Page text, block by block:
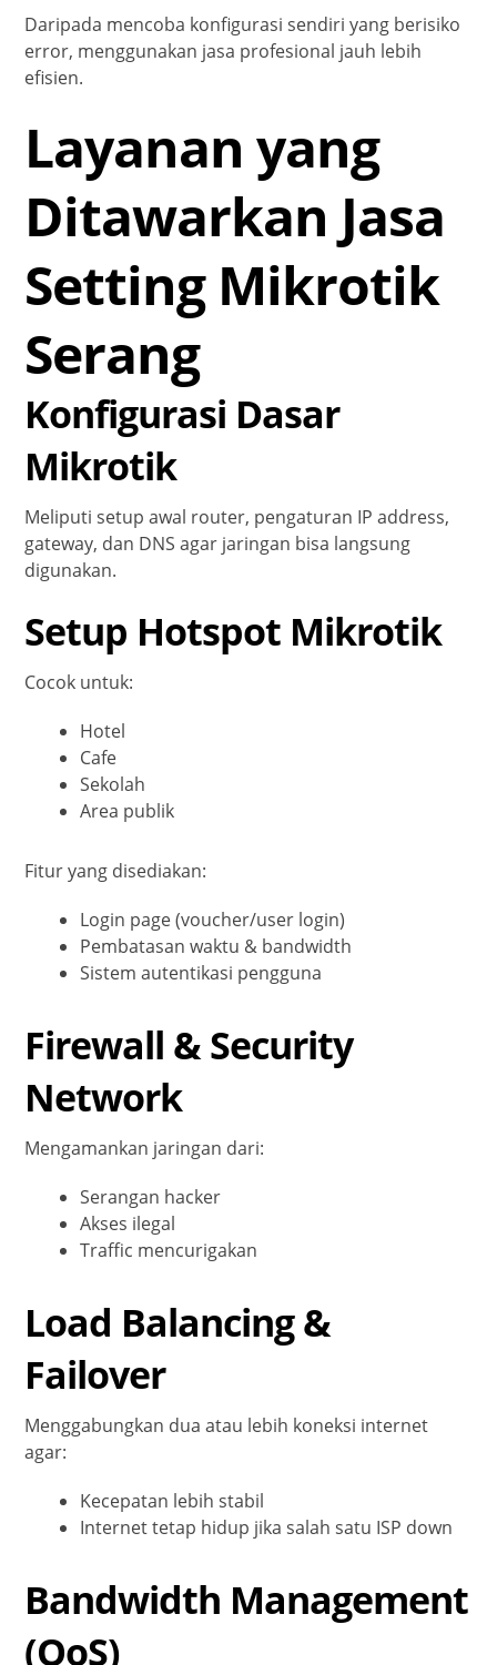
Daripada mencoba konfigurasi sendiri yang berisiko
error, menggunakan jasa profesional jauh lebih
efisien.
Layanan yang
Ditawarkan Jasa
Setting Mikrotik
Serang
Konfigurasi Dasar
Mikrotik
Meliputi setup awal router, pengaturan IP address,
gateway, dan DNS agar jaringan bisa langsung
digunakan.
Setup Hotspot Mikrotik
Cocok untuk:
Hotel
Cafe
Sekolah
Area publik
Fitur yang disediakan:
Login page (voucher/user login)
Pembatasan waktu & bandwidth
Sistem autentikasi pengguna
Firewall & Security
Network
Mengamankan jaringan dari:
Serangan hacker
Akses ilegal
Traffic mencurigakan
Load Balancing &
Failover
Menggabungkan dua atau lebih koneksi internet
agar:
Kecepatan lebih stabil
Internet tetap hidup jika salah satu ISP down
Bandwidth Management
(QoS)